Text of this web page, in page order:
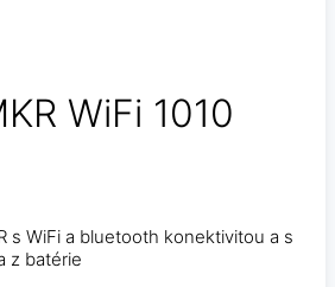
WiFi 1010
s WiFi a bluetooth konektivitou a s
z batérie